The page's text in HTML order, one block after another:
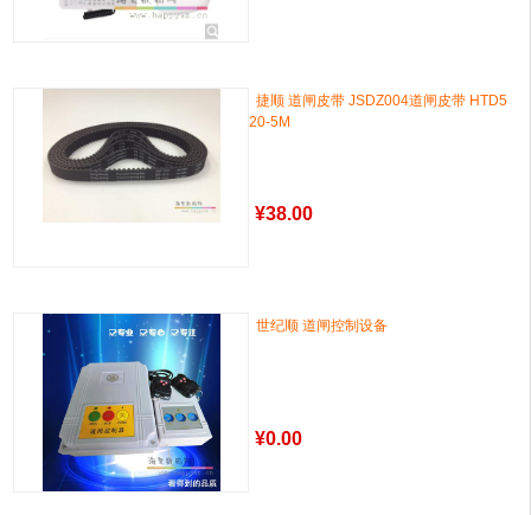
捷顺 道闸皮带 JSDZ004道闸皮带 HTD5
20-5M
¥38.00
世纪顺 道闸控制设备
¥0.00